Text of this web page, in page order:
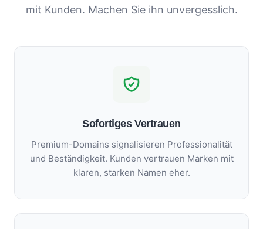
mit Kunden. Machen Sie ihn unvergesslich.
Sofortiges Vertrauen
Premium-Domains signalisieren Professionalität
und Beständigkeit. Kunden vertrauen Marken mit
klaren, starken Namen eher.